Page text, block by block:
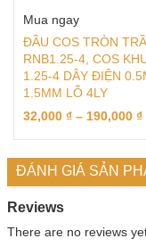
Mua ngay
ĐẦU COS TRÒN
RNB1.25-4, COS
1.25-4 DÂY ĐIỆN
1.5MM LỖ 4LY
32,000 ₫ – 190,000 ₫
ĐÁNH GIÁ SẢN
Reviews
There are no reviews